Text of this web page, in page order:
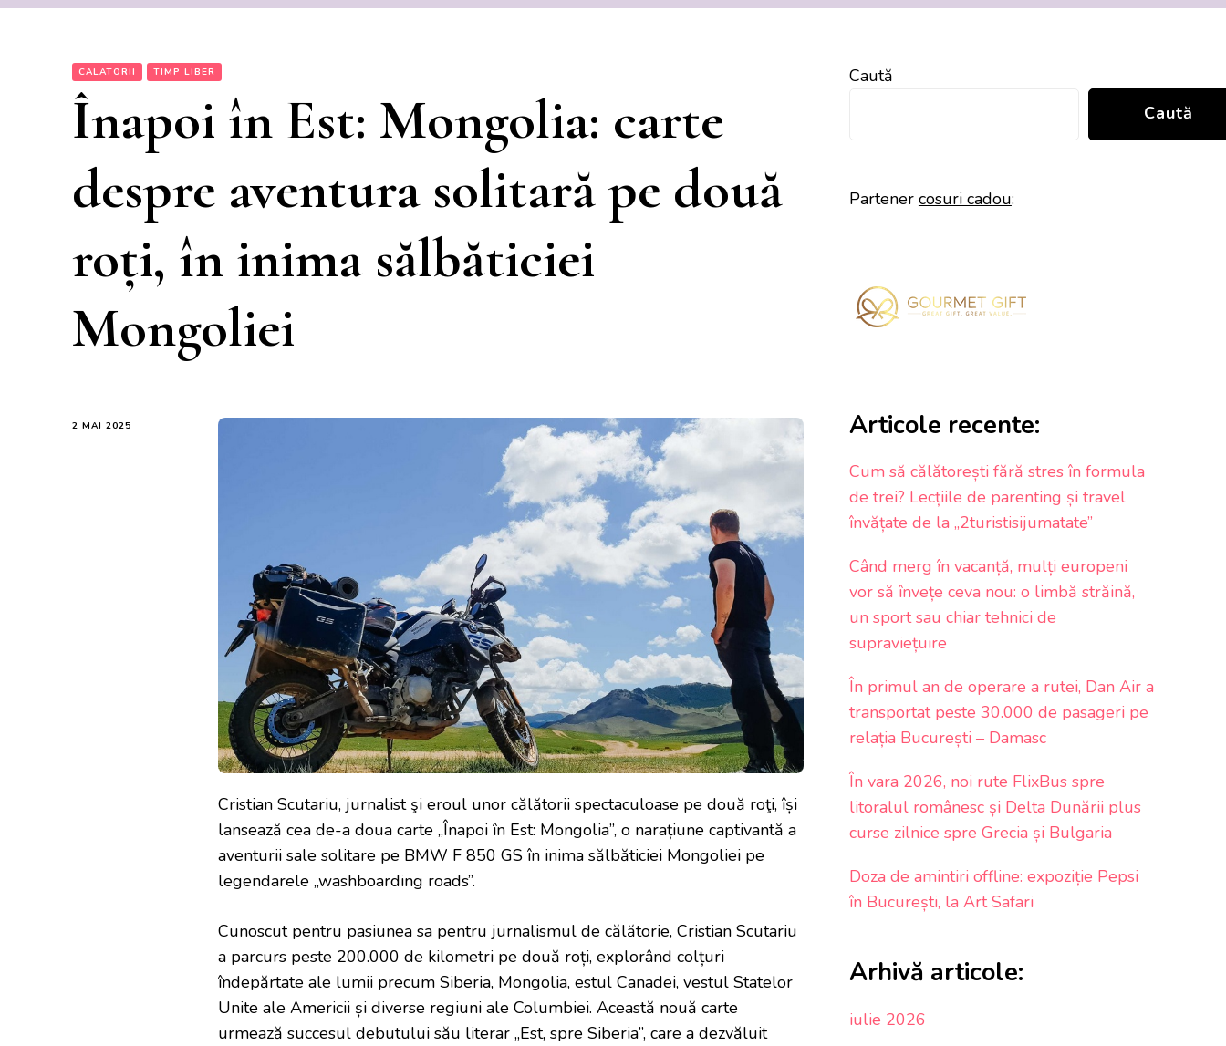
CALATORII TIMP LIBER
Înapoi în Est: Mongolia: carte
despre aventura solitară pe două
roți, în inima sălbăticiei
Mongoliei
2 MAI 2025
Cristian Scutariu, jurnalist şi eroul unor călătorii spectaculoase pe două roţi, își
lansează cea de-a doua carte „Înapoi în Est: Mongolia”, o narațiune captivantă a
aventurii sale solitare pe BMW F 850 GS în inima sălbăticiei Mongoliei pe
legendarele „washboarding roads”.
Cunoscut pentru pasiunea sa pentru jurnalismul de călătorie, Cristian Scutariu
a parcurs peste 200.000 de kilometri pe două roți, explorând colțuri
îndepărtate ale lumii precum Siberia, Mongolia, estul Canadei, vestul Statelor
Unite ale Americii și diverse regiuni ale Columbiei. Această nouă carte
urmează succesul debutului său literar „Est, spre Siberia”, care a dezvăluit
Caută
Caută
Partener cosuri cadou:
Articole recente:
Cum să călătorești fără stres în formula
de trei? Lecțiile de parenting și travel
învățate de la „2turistisijumatate”
Când merg în vacanță, mulți europeni
vor să învețe ceva nou: o limbă străină,
un sport sau chiar tehnici de
supraviețuire
În primul an de operare a rutei, Dan Air a
transportat peste 30.000 de pasageri pe
relația București – Damasc
În vara 2026, noi rute FlixBus spre
litoralul românesc și Delta Dunării plus
curse zilnice spre Grecia și Bulgaria
Doza de amintiri offline: expoziție Pepsi
în București, la Art Safari
Arhivă articole:
iulie 2026